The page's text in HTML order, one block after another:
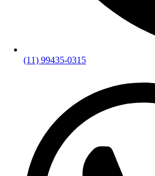
(11) 99435-0315